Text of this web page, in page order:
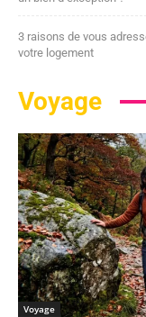
3 raisons de vous
votre logement
Voyage
Voyage